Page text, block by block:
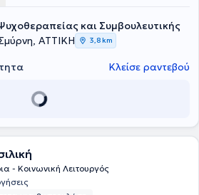
και Συμβουλευτικής
ΑΤΤΙΚΗ
3,8 km
Κλείσε ραντεβού
- Κοινωνική Λειτουργός